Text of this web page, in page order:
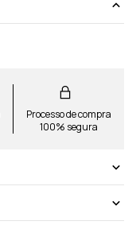
Processo de compra
100% segura